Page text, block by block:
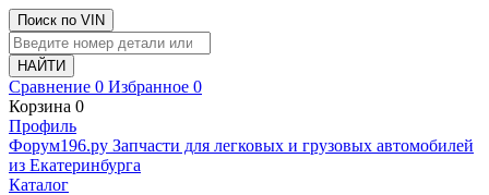
Поиск по VIN
Сравнение 0 Избранное 0
Корзина 0
Профиль
Фoрум196.ру Запчасти для легковых и грузовых автомобилей
из Екатеринбурга
Каталог